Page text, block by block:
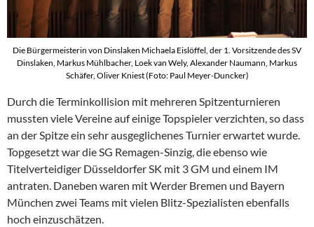
Die Bürgermeisterin von Dinslaken Michaela Eislöffel, der 1. Vorsitzende des SV
Dinslaken, Markus Mühlbacher, Loek van Wely, Alexander Naumann, Markus
Schäfer, Oliver Kniest (Foto: Paul Meyer-Duncker)
Durch die Terminkollision mit mehreren Spitzenturnieren
mussten viele Vereine auf einige Topspieler verzichten, so dass
an der Spitze ein sehr ausgeglichenes Turnier erwartet wurde.
Topgesetzt war die SG Remagen-Sinzig, die ebenso wie
Titelverteidiger Düsseldorfer SK mit 3 GM und einem IM
antraten. Daneben waren mit Werder Bremen und Bayern
München zwei Teams mit vielen Blitz-Spezialisten ebenfalls
hoch einzuschätzen.